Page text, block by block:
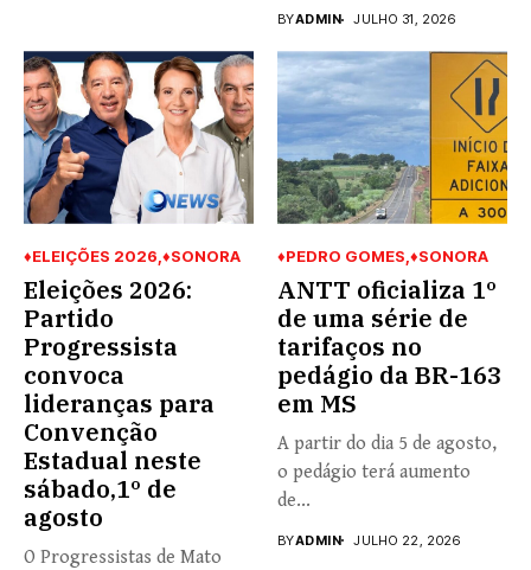
BYADMIN JULHO 31, 2026
♦ELEIÇÕES 2026 ♦SONORA
Eleições 2026:
Partido
Progressista
convoca
lideranças para
Convenção
Estadual neste
sábado,1º de
agosto
O Progressistas de Mato
♦PEDRO GOMES ♦SONORA
ANTT oficializa 1º
de uma série de
tarifaços no
pedágio da BR-163
em MS
A partir do dia 5 de agosto,
o pedágio terá aumento
de...
BYADMIN JULHO 22, 2026